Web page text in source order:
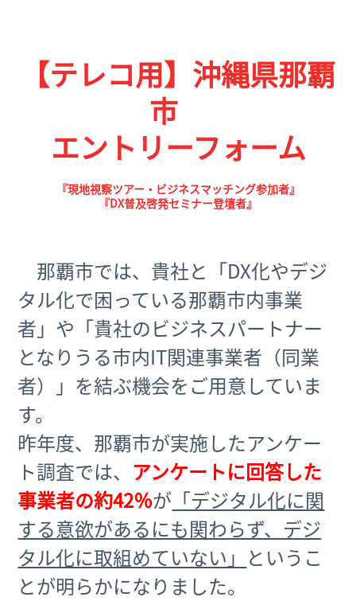
【テレコ用】沖縄県那覇
市
エントリーフォーム
『現地視察ツアー・ビジネスマッチング参加者』
『DX普及啓発セミナー登壇者』
那覇市では、貴社と「DX化やデジ
タル化で困っている那覇市内事業
者」や 「貴社のビジネスパートナー
となりうる市内IT関連事業者（同業
者）」を結ぶ機会をご用意していま
す。
昨年度、那覇市が実施したアンケー
ト調査では、 アンケートに回答した
事業者の約42％が 「デジタル化に関
する意欲があるにも関わらず、デジ
タル化に取組めていない」 というこ
とが明らかになりました。